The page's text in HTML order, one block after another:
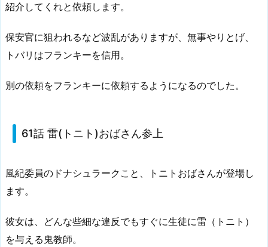
紹介してくれと依頼します。
保安官に狙われるなど波乱がありますが、無事やりとげ、
トバリはフランキーを信用。
別の依頼をフランキーに依頼するようになるのでした。
61話 雷(トニト)おばさん参上
風紀委員のドナシュラークこと、トニトおばさんが登場し
ます。
彼女は、どんな些細な違反でもすぐに生徒に雷（トニト）
を与える鬼教師。